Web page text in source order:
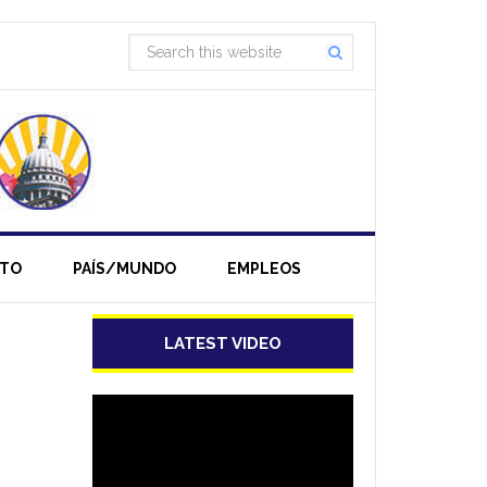
PAÍS/MUNDO EMPLEOS
LATEST VIDEO